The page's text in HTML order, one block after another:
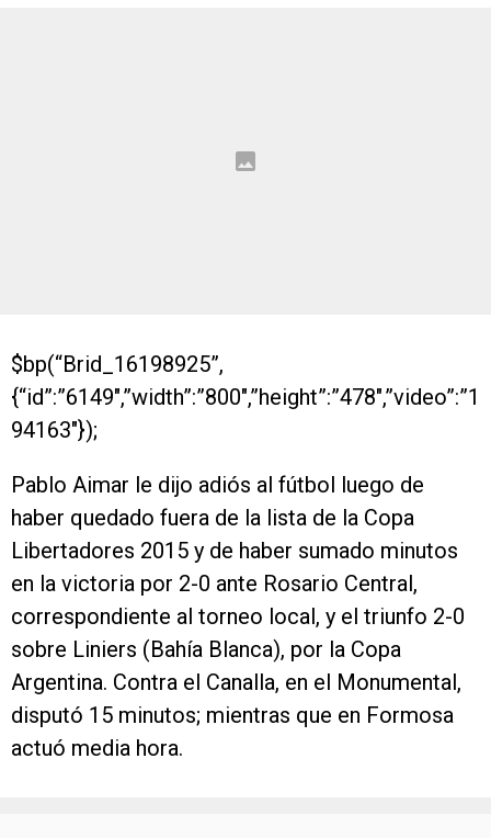
$bp(“Brid_16198925”,
{“id”:”6149″,”width”:”800″,”height”:”478″,”video”:”1
94163″});
Pablo Aimar le dijo adiós al fútbol luego de
haber quedado fuera de la lista de la Copa
Libertadores 2015 y de haber sumado minutos
en la victoria por 2-0 ante Rosario Central,
correspondiente al torneo local, y el triunfo 2-0
sobre Liniers (Bahía Blanca), por la Copa
Argentina. Contra el Canalla, en el Monumental,
disputó 15 minutos; mientras que en Formosa
actuó media hora.